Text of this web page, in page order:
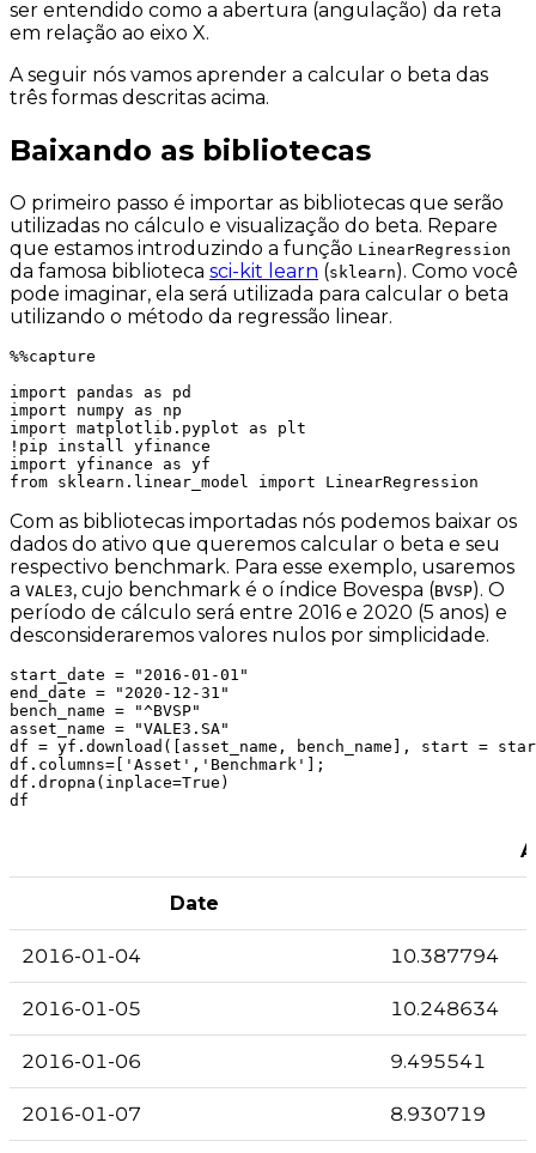
ser entendido como a abertura (angulação) da reta
em relação ao eixo X.
A seguir nós vamos aprender a calcular o beta das
três formas descritas acima.
Baixando as bibliotecas
O primeiro passo é importar as bibliotecas que serão
utilizadas no cálculo e visualização do beta. Repare
que estamos introduzindo a função LinearRegression
da famosa biblioteca sci-kit learn (sklearn). Como você
pode imaginar, ela será utilizada para calcular o beta
utilizando o método da regressão linear.
%%capture
import pandas as pd
import numpy as np
import matplotlib.pyplot as plt
!pip install yfinance
import yfinance as yf
from sklearn.linear_model import LinearRegression
Com as bibliotecas importadas nós podemos baixar os
dados do ativo que queremos calcular o beta e seu
respectivo benchmark. Para esse exemplo, usaremos
a VALE3, cujo benchmark é o índice Bovespa (BVSP). O
período de cálculo será entre 2016 e 2020 (5 anos) e
desconsideraremos valores nulos por simplicidade.
start_date = "2016-01-01"
end_date = "2020-12-31"
bench_name = "^BVSP"
asset_name = "VALE3.SA"
df = yf.download([asset_name, bench_name], start =
df.columns=['Asset','Benchmark'];
df.dropna(inplace=True)
Date
2016-01-04 10.387794
2016-01-05 10.248634
2016-01-06 9.495541
2016-01-07 8.930719